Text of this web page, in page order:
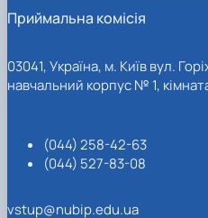
Приймальна комісія
03041, Україна, м. Київ вул.
навчальний корпус № 1,
(044) 258-42-63
(044) 527-83-08
vstup@nubip.edu.ua